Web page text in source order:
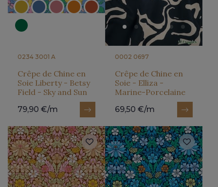
0234 3001 A
Crêpe de Chine en
Soie Liberty - Betsy
Field - Sky and Sun
79,90 €/m
0002 0697
Crêpe de Chine en
Soie - Elliza -
Marine-Porcelaine
69,50 €/m